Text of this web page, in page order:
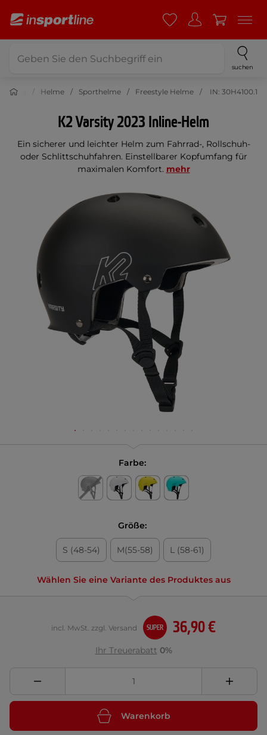
suchen
Helme Sporthelme Freestyle Helme IN: 30H4100.1
K2 Varsity 2023 Inline-Helm
Ein sicherer und leichter Helm zum Fahrrad-, Rollschuh-
oder Schlittschuhfahren. Einstellbarer Kopfumfang für
maximalen Komfort. mehr
Farbe:
Größe:
S (48-54) M(55-58) L (58-61)
Wählen Sie eine Variante des Produktes aus
36,90 €
incl. MwSt. zzgl. Versand SUPER
Ihr Treuerabatt 0%
Warenkorb